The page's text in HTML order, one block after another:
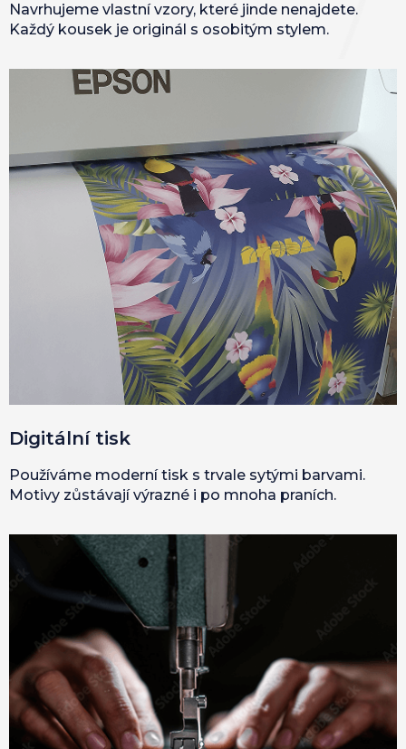
Navrhujeme vlastní vzory, které jinde nenajdete.
Každý kousek je originál s osobitým stylem.
Digitální tisk
Používáme moderní tisk s trvale sytými barvami.
Motivy zůstávají výrazné i po mnoha praních.